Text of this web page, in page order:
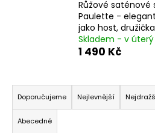
Růžové saténové
Paulette -
jako host,
Skladem - v úterý
1 490 Kč
Ř
a
z
Doporučujeme Nejlevnější
Abecedně
HLEDAT
p
o
r
u